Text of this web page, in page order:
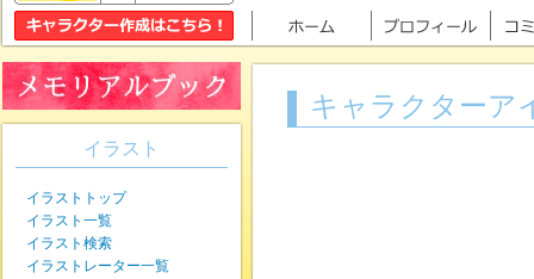
キャラクターア
イラスト
イラストトップ
イラスト一覧
イラスト検索
イラストレーター一覧